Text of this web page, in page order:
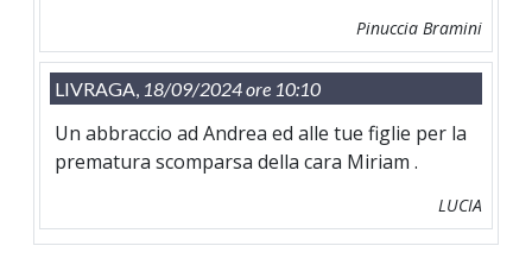
Pinuccia Bramini
LIVRAGA, 18/09/2024 ore 10:10
Un abbraccio ad Andrea ed alle tue figlie per la
prematura scomparsa della cara Miriam .
LUCIA